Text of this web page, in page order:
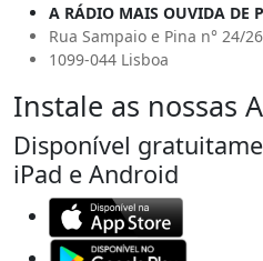
A RÁDIO MAIS OUVIDA DE
Rua Sampaio e Pina n° 24/26
1099-044 Lisboa
Instale as nossas
Disponível
iPad e Android